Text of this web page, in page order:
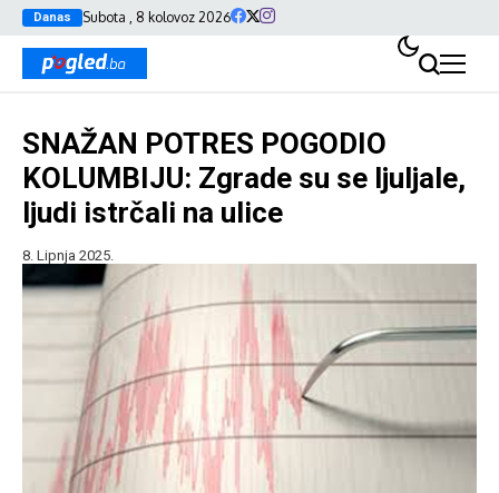
Danas Subota , 8 kolovoz 2026
SNAŽAN POTRES POGODIO
KOLUMBIJU: Zgrade su se ljuljale,
ljudi istrčali na ulice
8. Lipnja 2025.